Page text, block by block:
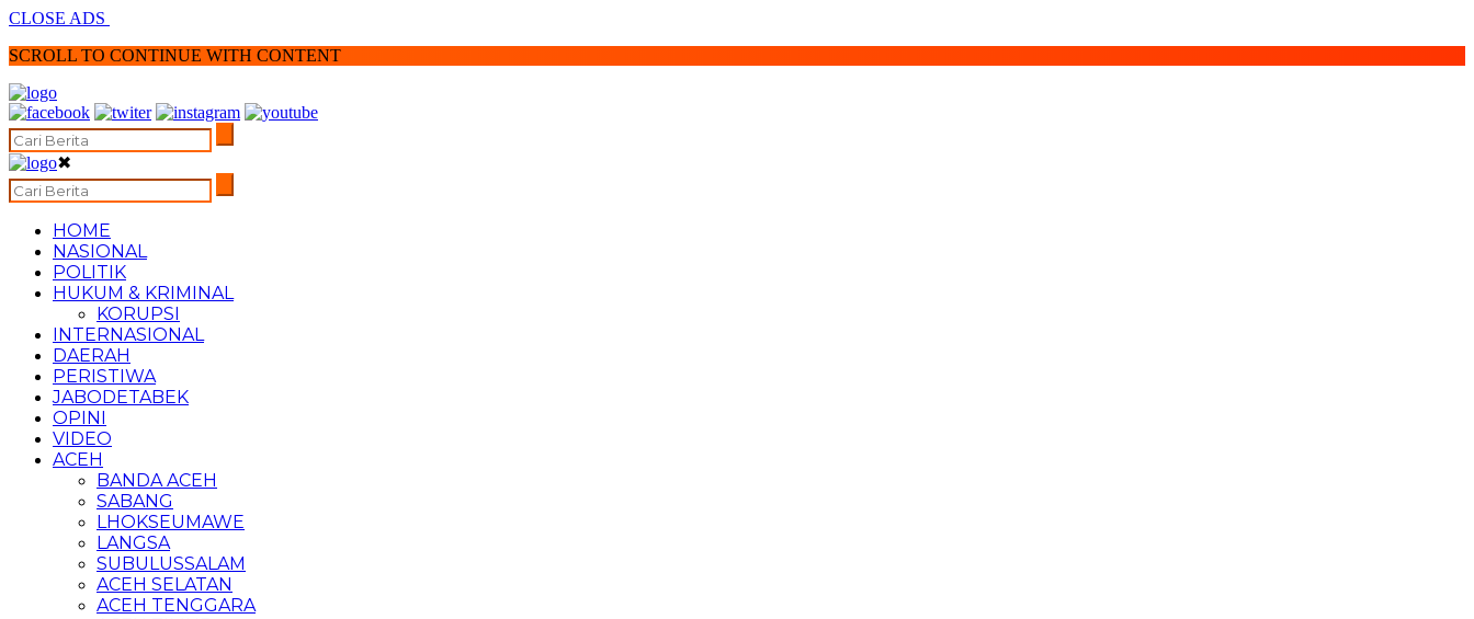
CLOSE ADS
SCROLL TO CONTINUE WITH CONTENT
✖
HOME
NASIONAL
POLITIK
HUKUM & KRIMINAL
KORUPSI
INTERNASIONAL
DAERAH
PERISTIWA
JABODETABEK
OPINI
VIDEO
ACEH
BANDA ACEH
SABANG
LHOKSEUMAWE
LANGSA
SUBULUSSALAM
ACEH SELATAN
ACEH TENGGARA